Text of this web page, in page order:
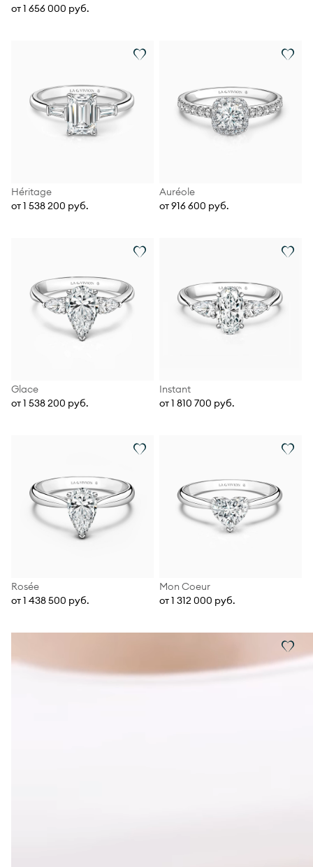
от 1 656 000 руб.
Héritage
от 1 538 200 руб.
Auréole
от 916 600 руб.
Glace
от 1 538 200 руб.
Instant
от 1 810 700 руб.
Rosée
от 1 438 500 руб.
Mon Coeur
от 1 312 000 руб.